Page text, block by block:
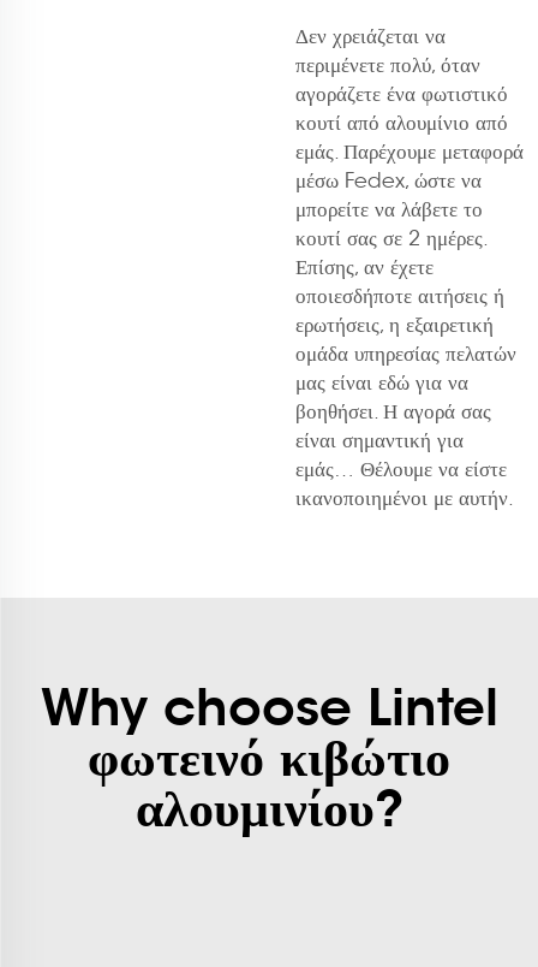
Δεν χρειάζεται να
περιμένετε πολύ, όταν
αγοράζετε ένα φωτιστικό
κουτί από αλουμίνιο από
εμάς. Παρέχουμε μεταφορά
μέσω Fedex, ώστε να
μπορείτε να λάβετε το
κουτί σας σε 2 ημέρες.
Επίσης, αν έχετε
οποιεσδήποτε αιτήσεις ή
ερωτήσεις, η εξαιρετική
ομάδα υπηρεσίας πελατών
μας είναι εδώ για να
βοηθήσει. Η αγορά σας
είναι σημαντική για
εμάς… Θέλουμε να είστε
ικανοποιημένοι με αυτήν.
Why choose Lintel
φωτεινό κιβώτιο
αλουμινίου?